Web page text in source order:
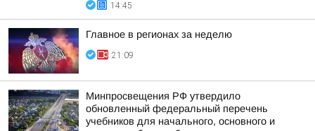
14:45
Главное в регионах за неделю
21:09
Минпросвещения РФ утвердило
обновленный федеральный перечень
учебников для начального, основного и